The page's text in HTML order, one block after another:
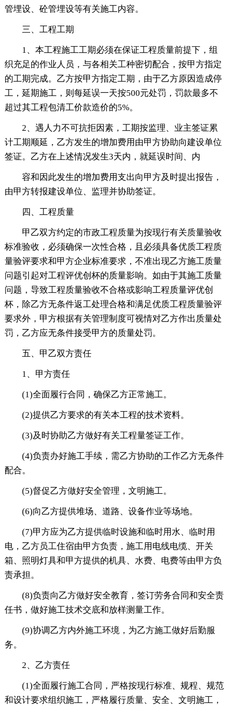
管埋设、砼管埋设等有关施工内容。
三、工程工期
1、本工程施工工期必须在保证工程质量前提下，组
织充足的作业人员，与各相关工种密切配合，按甲方指定
的工期完成。乙方按甲方指定工期，由于乙方原因造成停
工，延期施工，则每延误一天按500元处罚，罚款最多不
超过其工程包清工价款造价的5%。
2、遇人力不可抗拒因素，工期按监理、业主签证累
计工期顺延，乙方发生的增加费用由甲方协助向建设单位
签证。乙方在上述情况发生3天内，就延误时间、内
容和因此发生的增加费用支出向甲方及时提出报告，
由甲方转报建设单位、监理并协助签证。
四、工程质量
甲乙双方约定的市政工程质量为按现行有关质量验收
标准验收，必须确保一次性合格，且必须具备优质工程质
量验评要求和甲方企业标准要求，不准出现乙方施工质量
问题引起对工程评优创杯的质量影响。如由于其施工质量
问题，导致工程质量验收不合格或影响工程质量评优创
杯，除乙方无条件返工处理合格和满足优质工程质量验评
要求外，甲方根据有关管理制度可视情对乙方作出质量处
罚，乙方应无条件接受甲方的质量处罚。
五、甲乙双方责任
1、甲方责任
(1)全面履行合同，确保乙方正常施工。
(2)提供乙方要求的有关本工程的技术资料。
(3)及时协助乙方做好有关工程量签证工作。
(4)负责办好施工手续，需乙方协助的工作乙方无条件
配合。
(5)督促乙方做好安全管理，文明施工。
(6)向乙方提供堆场、道路、设备作业等场地。
(7)甲方应为乙方提供临时设施和临时用水、临时用
电，乙方员工住宿由甲方负责，施工用电线电缆、开关
箱、照明灯具和甲方提供的机具、水费、电费等由甲方负
责承担。
(8)负责向乙方做好安全教育，签订劳务合同和安全责
任书，做好施工技术交底和放样测量工作。
(9)协调乙方内外施工环境，为乙方施工做好后勤服
务。
2、乙方责任
(1)全面履行施工合同，严格按现行标准、规程、规范
和设计要求组织施工，严格履行质量、安全、文明施工，